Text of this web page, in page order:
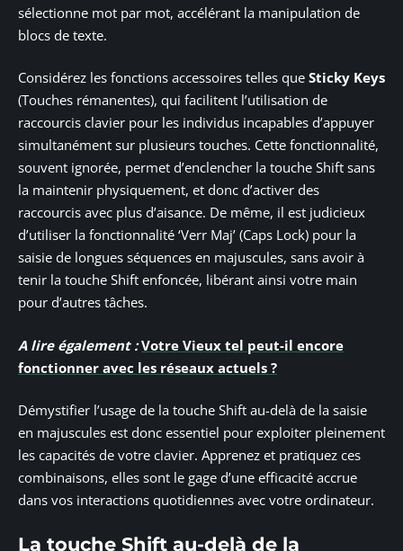
sélectionne mot par mot, accélérant la manipulation de
blocs de texte.
Considérez les fonctions accessoires telles que Sticky Keys
(Touches rémanentes), qui facilitent l’utilisation de
raccourcis clavier pour les individus incapables d’appuyer
simultanément sur plusieurs touches. Cette fonctionnalité,
souvent ignorée, permet d’enclencher la touche Shift sans
la maintenir physiquement, et donc d’activer des
raccourcis avec plus d’aisance. De même, il est judicieux
d’utiliser la fonctionnalité ‘Verr Maj’ (Caps Lock) pour la
saisie de longues séquences en majuscules, sans avoir à
tenir la touche Shift enfoncée, libérant ainsi votre main
pour d’autres tâches.
A lire également : Votre Vieux tel peut-il encore
fonctionner avec les réseaux actuels ?
Démystifier l’usage de la touche Shift au-delà de la saisie
en majuscules est donc essentiel pour exploiter pleinement
les capacités de votre clavier. Apprenez et pratiquez ces
combinaisons, elles sont le gage d’une efficacité accrue
dans vos interactions quotidiennes avec votre ordinateur.
La touche Shift au-delà de la